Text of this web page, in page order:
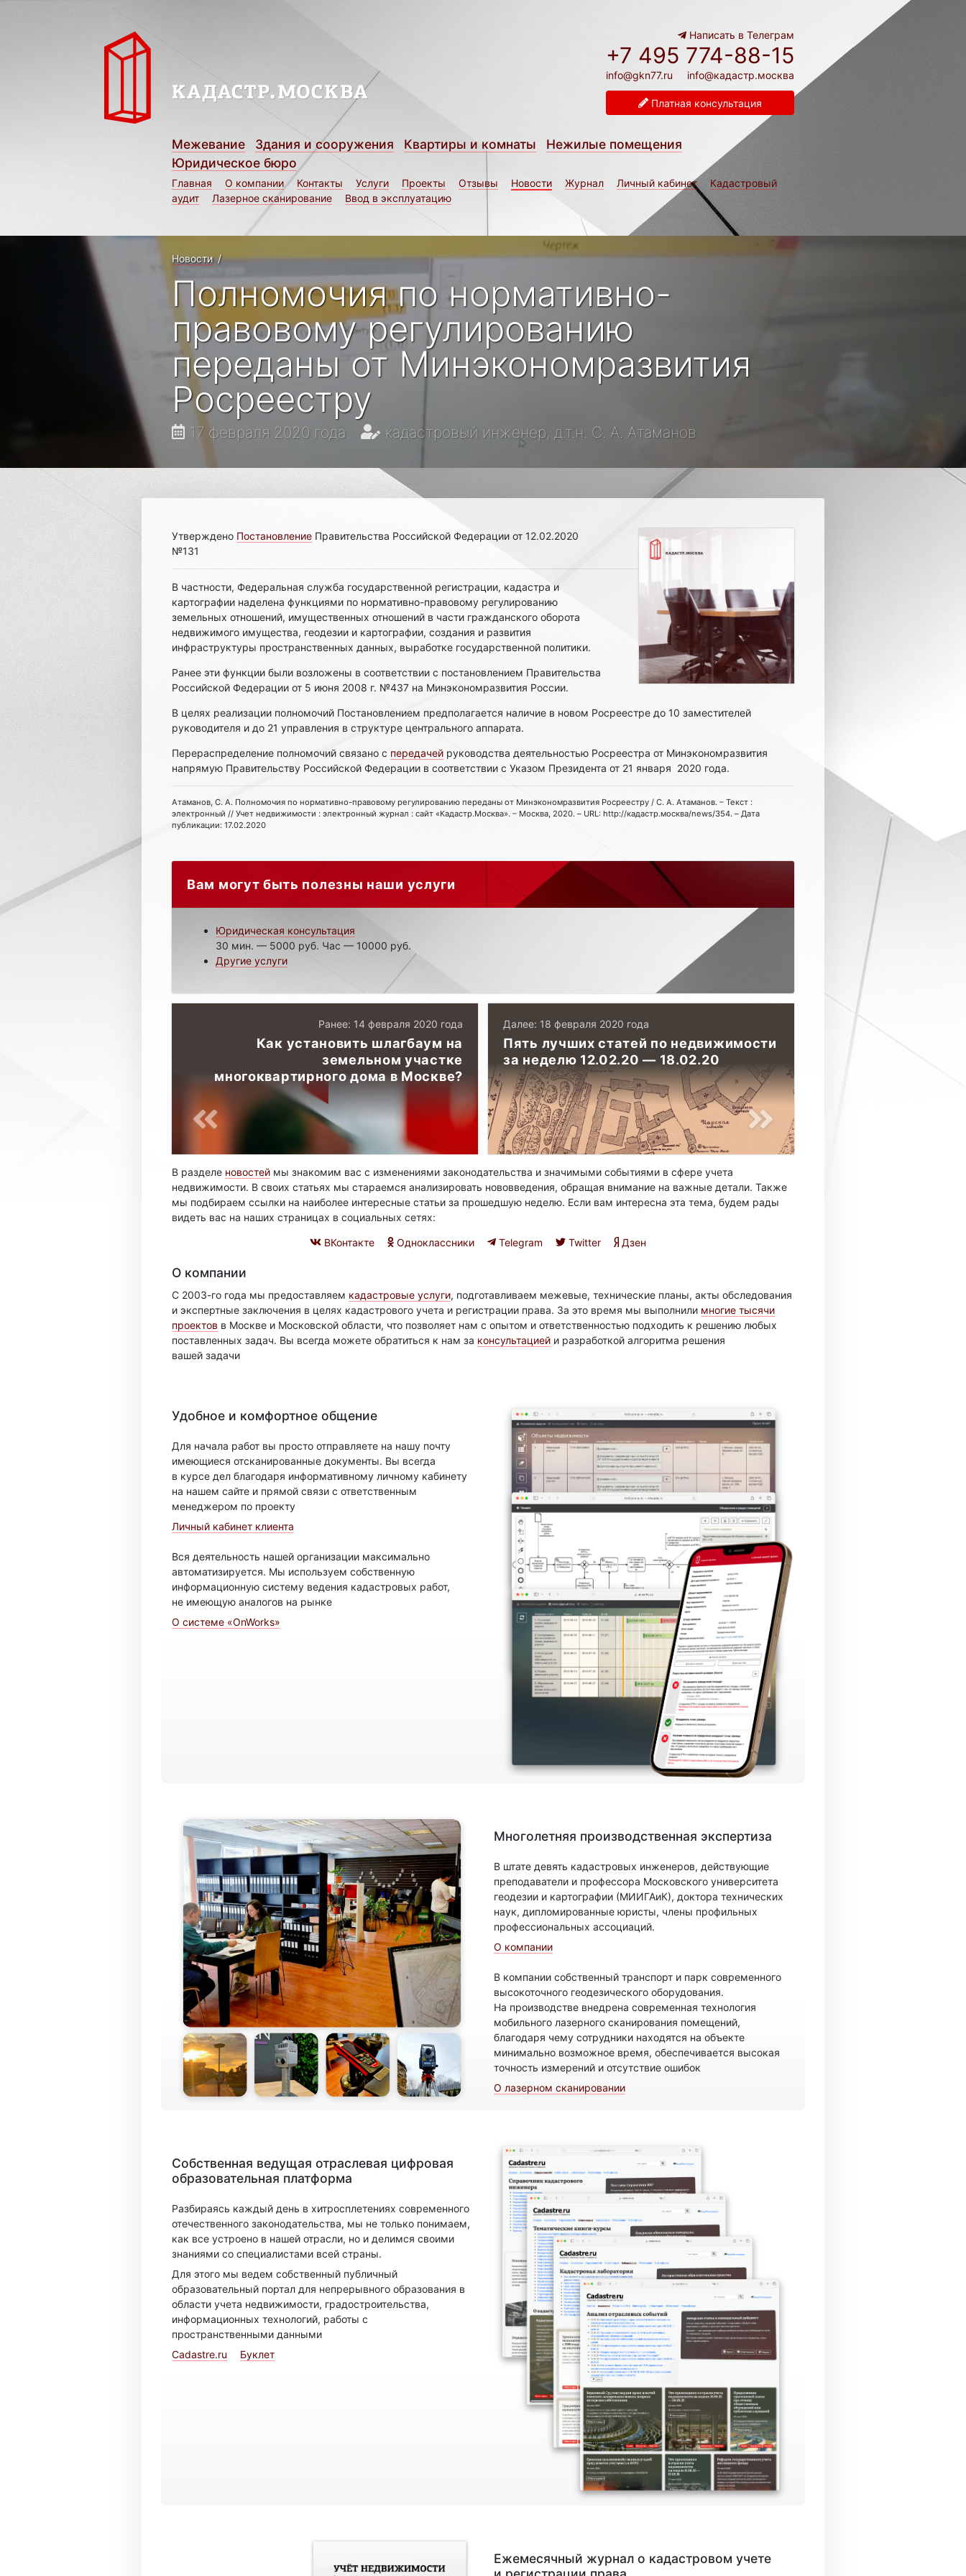
Написать в Телеграм
+7 495 774-88-15
info@gkn77.ru info@кадастр.москва
Платная консультация
Межевание Здания и сооружения Квартиры и комнаты
Нежилые помещения
Юридическое бюро
Главная О компании Контакты Услуги Проекты Отзывы Новости Журнал Личный кабинет
Кадастровый
аудит
Лазерное сканирование Ввод в эксплуатацию
Новости /
Полномочия по нормативно-
правовому регулированию
переданы от Минэкономразвития
Росреестру
17 февраля 2020 года кадастровый инженер, д.т.н. С. А. Атаманов
Утверждено Постановление Правительства Российской Федерации от 12.02.2020
№131
В частности, Федеральная служба государственной регистрации, кадастра и
картографии наделена функциями по нормативно-правовому регулированию
земельных отношений, имущественных отношений в части гражданского оборота
недвижимого имущества, геодезии и картографии, создания и развития
инфраструктуры пространственных данных, выработке государственной политики.
Ранее эти функции были возложены в соответствии с постановлением Правительства
Российской Федерации от 5 июня 2008 г. №437 на Минэкономразвития России.
В целях реализации полномочий Постановлением предполагается наличие в новом Росреестре до 10 заместителей
руководителя и до 21 управления в структуре центрального аппарата.
Перераспределение полномочий связано с передачей руководства деятельностью Росреестра от Минэкономразвития
напрямую Правительству Российской Федерации в соответствии с Указом Президента от 21 января 2020 года.
Атаманов, С. А. Полномочия по нормативно-правовому регулированию переданы от Минэкономразвития Росреестру / С. А. Атаманов. – Текст :
электронный // Учет недвижимости : электронный журнал : сайт «Кадастр.Москва». – Москва, 2020. – URL: http://кадастр.москва/news/354. – Дата
публикации: 17.02.2020
Вам могут быть полезны наши услуги
Юридическая консультация
30 мин. — 5000 руб. Час — 10000 руб.
Другие услуги
Ранее: 14 февраля 2020 года
Как установить шлагбаум на
земельном участке
многоквартирного дома в Москве?
Далее: 18 февраля 2020 года
Пять лучших статей по недвижимости
за неделю 12.02.20 — 18.02.20
В разделе новостей мы знакомим вас с изменениями законодательства и значимыми событиями в сфере учета
недвижимости. В своих статьях мы стараемся анализировать нововведения, обращая внимание на важные детали. Также
мы подбираем ссылки на наиболее интересные статьи за прошедшую неделю. Если вам интересна эта тема, будем рады
видеть вас на наших страницах в социальных сетях:
ВКонтакте Одноклассники Telegram Twitter Дзен
О компании
С 2003-го года мы предоставляем кадастровые услуги, подготавливаем межевые, технические планы, акты обследования
и экспертные заключения в целях кадастрового учета и регистрации права. За это время мы выполнили многие тысячи
проектов в Москве и Московской области, что позволяет нам с опытом и ответственностью подходить к решению любых
поставленных задач. Вы всегда можете обратиться к нам за консультацией и разработкой алгоритма решения
вашей задачи
Удобное и комфортное общение
Для начала работ вы просто отправляете на нашу почту
имеющиеся отсканированные документы. Вы всегда
в курсе дел благодаря информативному личному кабинету
на нашем сайте и прямой связи с ответственным
менеджером по проекту
Личный кабинет клиента
Вся деятельность нашей организации максимально
автоматизируется. Мы используем собственную
информационную систему ведения кадастровых работ,
не имеющую аналогов на рынке
О системе «OnWorks»
Многолетняя производственная экспертиза
В штате девять кадастровых инженеров, действующие
преподаватели и профессора Московского университета
геодезии и картографии (МИИГАиК), доктора технических
наук, дипломированные юристы, члены профильных
профессиональных ассоциаций.
О компании
В компании собственный транспорт и парк современного
высокоточного геодезического оборудования.
На производстве внедрена современная технология
мобильного лазерного сканирования помещений,
благодаря чему сотрудники находятся на объекте
минимально возможное время, обеспечивается высокая
точность измерений и отсутствие ошибок
О лазерном сканировании
Собственная ведущая отраслевая цифровая
образовательная платформа
Разбираясь каждый день в хитросплетениях современного
отечественного законодательства, мы не только понимаем,
как все устроено в нашей отрасли, но и делимся своими
знаниями со специалистами всей страны.
Для этого мы ведем собственный публичный
образовательный портал для непрерывного образования в
области учета недвижимости, градостроительства,
информационных технологий, работы с
пространственными данными
Cadastre.ru
Буклет
Ежемесячный журнал о кадастровом учете